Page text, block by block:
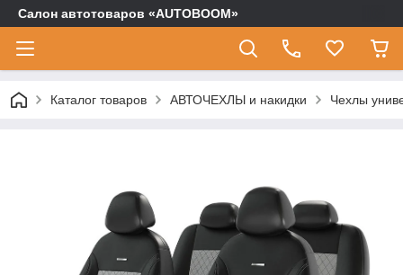
Салон автотоваров «AUTOBOOM»
Каталог товаров АВТОЧЕХЛЫ и накидки Чехлы